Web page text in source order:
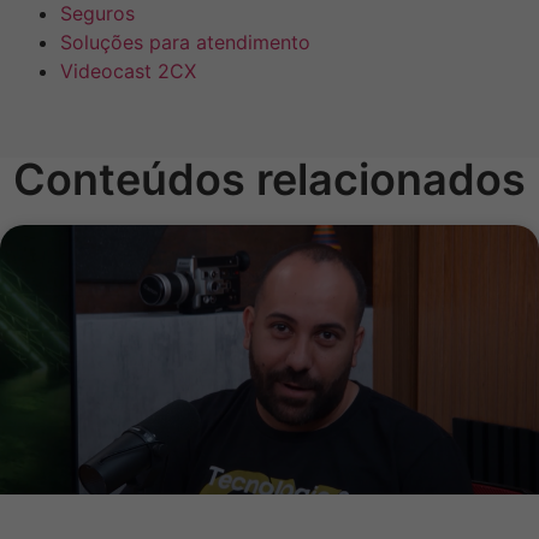
Seguros
Soluções para atendimento
Videocast 2CX
Conteúdos relacionados